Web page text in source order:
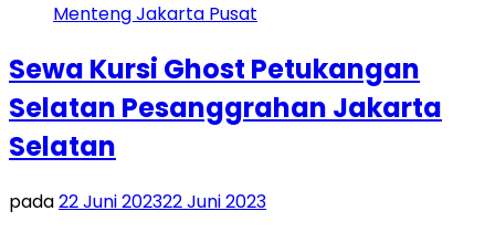
Sewa Kursi Ghost Petukangan
Selatan Pesanggrahan Jakarta
Selatan
pada22 Juni 202322 Juni 2023